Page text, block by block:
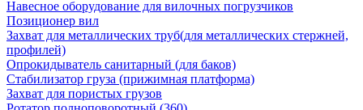
Навесное оборудование для вилочных погрузчиков
Позиционер вил
Захват для металлических труб(для металлических стержней,
профилей)
Опрокидыватель санитарный (для баков)
Стабилизатор груза (прижимная платформа)
Захват для пористых грузов